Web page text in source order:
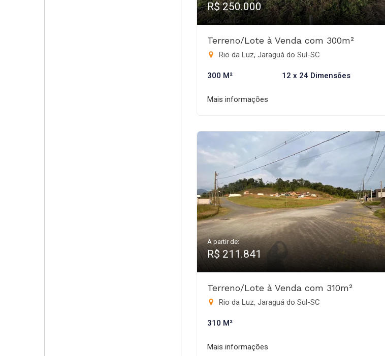
R$ 250.000
Terreno/Lote à Venda com 300m²
Rio da Luz, Jaraguá do Sul-SC
300 M² 12 x 24 Dimensões
Mais informações
A partir de:
R$ 211.841
Terreno/Lote à Venda com 310m²
Rio da Luz, Jaraguá do Sul-SC
310 M²
Mais informações